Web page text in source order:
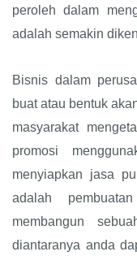
peroleh dalam
adalah semakin
Bisnis dalam
buat atau bentuk
masyarakat
promosi
menyiapkan jasa
adalah
membangun
diantaranya anda